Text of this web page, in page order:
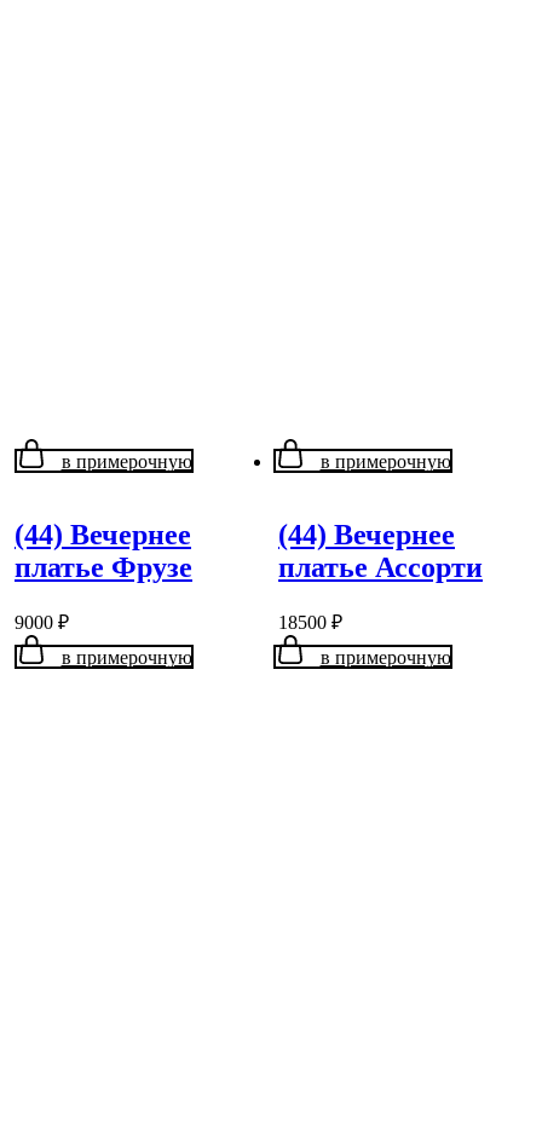
в примерочную
(44) Вечернее
платье Фрузе
9000 ₽
в примерочную
в примерочную
(44) Вечернее
платье Ассорти
18500 ₽
в примерочную